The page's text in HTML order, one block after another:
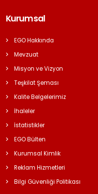
Kurumsal
EGO Hakkında
Mevzuat
Misyon ve Vizyon
Teşkilat Şeması
Kalite Belgelerimiz
İhaleler
İstatistikler
EGO Bülten
Kurumsal Kimlik
Reklam Hizmetleri
Bilgi Güvenliği Politikası